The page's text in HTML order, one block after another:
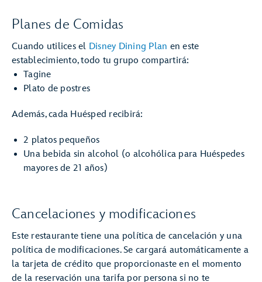
Planes de Comidas
Cuando utilices el Disney Dining Plan en este
establecimiento, todo tu grupo compartirá:
Tagine
Plato de postres
Además, cada Huésped recibirá:
2 platos pequeños
Una bebida sin alcohol (o alcohólica para Huéspedes
mayores de 21 años)
Cancelaciones y modificaciones
Este restaurante tiene una política de cancelación y una
política de modificaciones. Se cargará automáticamente a
la tarjeta de crédito que proporcionaste en el momento
de la reservación una tarifa por persona si no te